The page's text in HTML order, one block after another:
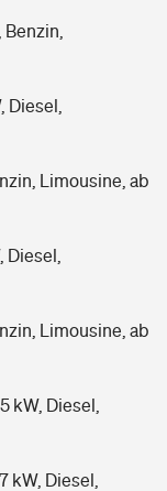
Diesel,
Limousine, ab
Diesel,
Limousine, ab
kW, Diesel,
kW, Diesel,